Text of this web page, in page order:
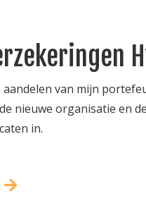
aandelen van mijn
nieuwe organisatie en
in.